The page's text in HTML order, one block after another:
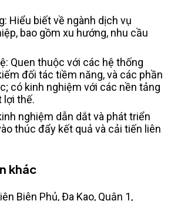
Hiểu biết về ngành dịch vụ
bao gồm xu hướng, nhu cầu
Quen thuộc với các hệ thống
đối tác tiềm năng, và các phần
có kinh nghiệm với các nền tảng
lợi thế.
nghiệm dẫn dắt và phát triển
thúc đẩy kết quả và cải tiến liên
khác
Biên Phủ, Đa Kao, Quận 1,